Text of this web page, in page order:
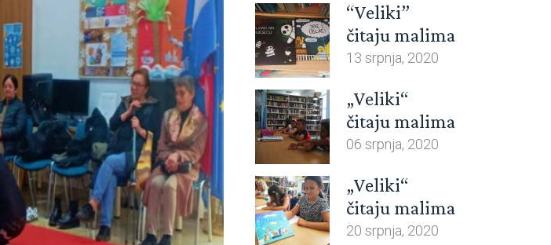
“Veliki”
čitaju malima
13 srpnja, 2020
„Veliki“
čitaju malima
06 srpnja, 2020
„Veliki“
čitaju malima
20 srpnja, 2020